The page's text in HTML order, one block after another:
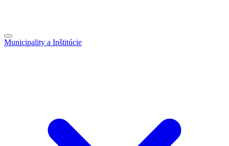
Municipality a Inštitúcie